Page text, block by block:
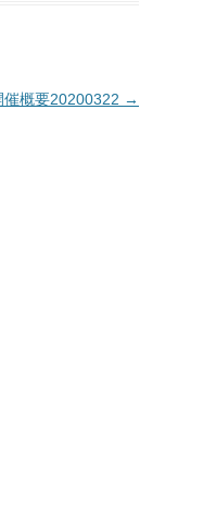
催概要20200322 →